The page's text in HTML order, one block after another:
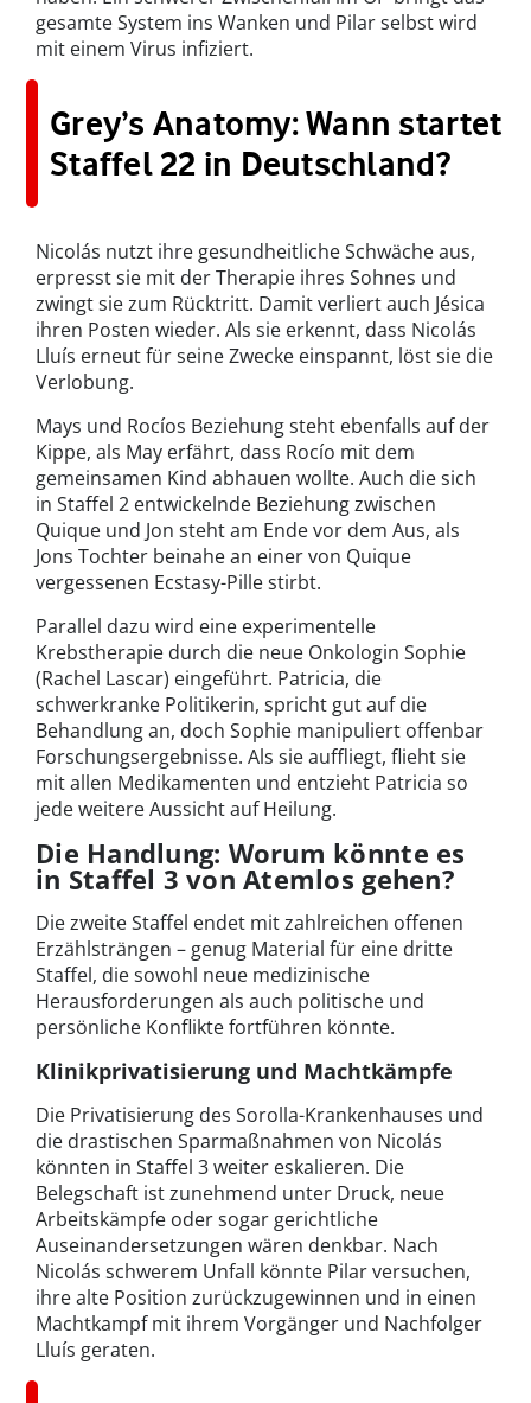
gesamte System ins Wanken und Pilar selbst wird
mit einem Virus infiziert.
Grey’s Anatomy: Wann startet
Staffel 22 in Deutschland?
Nicolás nutzt ihre gesundheitliche Schwäche aus,
erpresst sie mit der Therapie ihres Sohnes und
zwingt sie zum Rücktritt. Damit verliert auch Jésica
ihren Posten wieder. Als sie erkennt, dass Nicolás
Lluís erneut für seine Zwecke einspannt, löst sie die
Verlobung.
Mays und Rocíos Beziehung steht ebenfalls auf der
Kippe, als May erfährt, dass Rocío mit dem
gemeinsamen Kind abhauen wollte. Auch die sich
in Staffel 2 entwickelnde Beziehung zwischen
Quique und Jon steht am Ende vor dem Aus, als
Jons Tochter beinahe an einer von Quique
vergessenen Ecstasy-Pille stirbt.
Parallel dazu wird eine experimentelle
Krebstherapie durch die neue Onkologin Sophie
(Rachel Lascar) eingeführt. Patricia, die
schwerkranke Politikerin, spricht gut auf die
Behandlung an, doch Sophie manipuliert offenbar
Forschungsergebnisse. Als sie auffliegt, flieht sie
mit allen Medikamenten und entzieht Patricia so
jede weitere Aussicht auf Heilung.
Die Handlung: Worum könnte es
in Staffel 3 von Atemlos gehen?
Die zweite Staffel endet mit zahlreichen offenen
Erzählsträngen – genug Material für eine dritte
Staffel, die sowohl neue medizinische
Herausforderungen als auch politische und
persönliche Konflikte fortführen könnte.
Klinikprivatisierung und Machtkämpfe
Die Privatisierung des Sorolla-Krankenhauses und
die drastischen Sparmaßnahmen von Nicolás
könnten in Staffel 3 weiter eskalieren. Die
Belegschaft ist zunehmend unter Druck, neue
Arbeitskämpfe oder sogar gerichtliche
Auseinandersetzungen wären denkbar. Nach
Nicolás schwerem Unfall könnte Pilar versuchen,
ihre alte Position zurückzugewinnen und in einen
Machtkampf mit ihrem Vorgänger und Nachfolger
Lluís geraten.